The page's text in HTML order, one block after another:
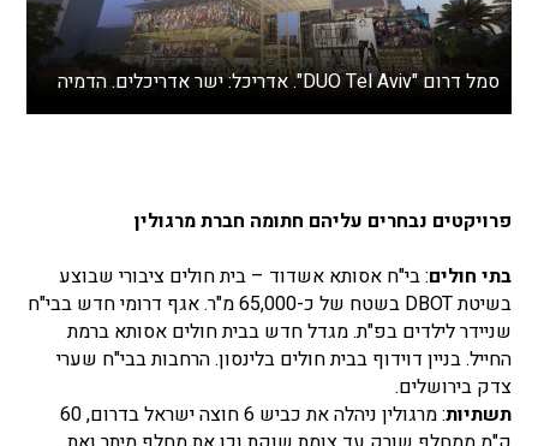
סמל דרום "DUO Tel Aviv". אדריכל: ישר אדריכלים. הדמיה
פרויקטים נבחרים עליהם חתומה חברת מרגולין
בתי חולים: בי"ח אסותא אשדוד – בית חולים ציבורי שבוצע
בשיטת DBOT בשטח של כ-65,000 מ"ר. אגף דרומי חדש בבי"ח
שניידר לילדים בפ"ת. מגדל חדש בבית חולים אסותא ברמת
החייל. בניין דוידוף בבית חולים בלינסון. הרחבות בבי"ח שערי
צדק בירושלים.
תשתיות
: מרגולין ניהלה את כביש 6 חוצה ישראל בדרום, 60